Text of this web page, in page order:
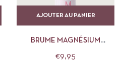
AJOUTER AU PANIER
BRUME MAGNÉSIUM
€9,95